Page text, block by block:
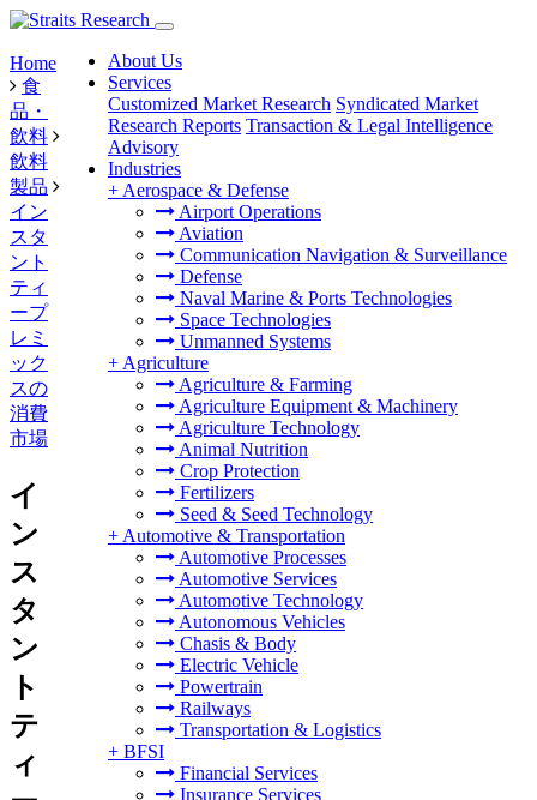
About Us
Services
Customized Market Research Syndicated Market
Research Reports Transaction & Legal Intelligence
Advisory
Industries
+ Aerospace & Defense
Airport Operations
Aviation
Communication Navigation & Surveillance
Defense
Naval Marine & Ports Technologies
Space Technologies
Unmanned Systems
+ Agriculture
Agriculture & Farming
Agriculture Equipment & Machinery
Agriculture Technology
Animal Nutrition
Crop Protection
Fertilizers
Seed & Seed Technology
+ Automotive & Transportation
Automotive Processes
Automotive Services
Automotive Technology
Autonomous Vehicles
Chasis & Body
Electric Vehicle
Powertrain
Railways
Transportation & Logistics
+ BFSI
Financial Services
Insurance Services
Home
食
品・
飲料
飲料
製品
イン
スタ
ント
ティ
ープ
レミ
ック
スの
消費
市場
イ
ン
ス
タ
ン
ト
テ
ィ